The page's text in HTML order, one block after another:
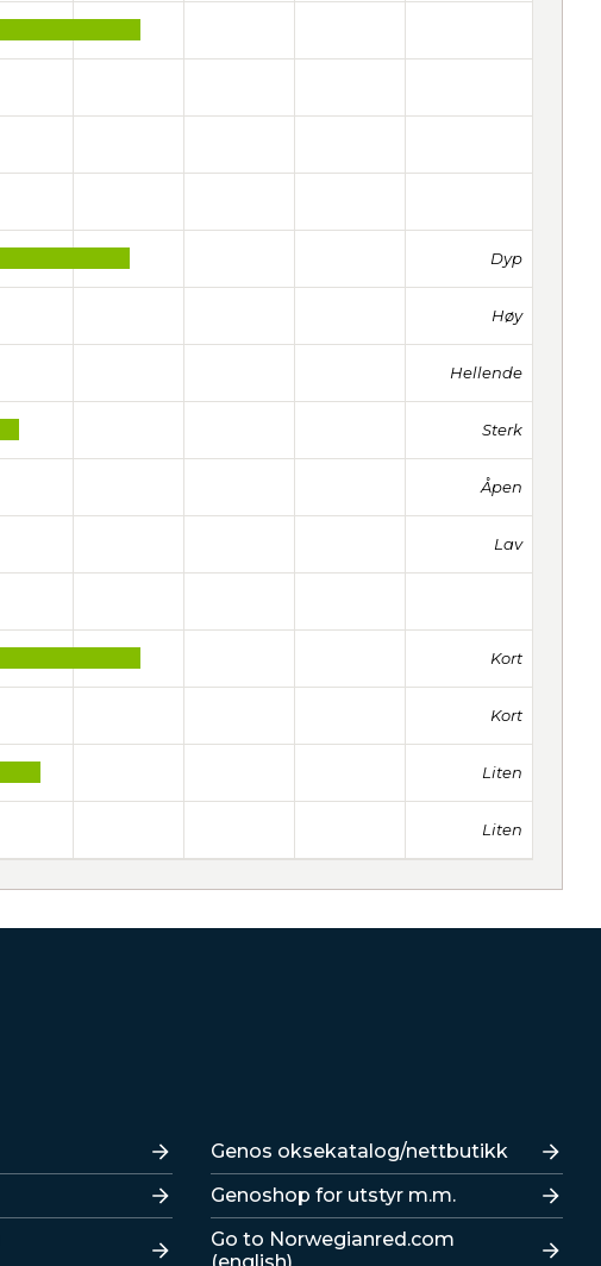
Dyp
Høy
Hellende
Sterk
Åpen
Lav
Kort
Kort
Liten
Liten
Lenker
Genos oksekatalog/nettbutikk
Genoshop for utstyr m.m.
Go to Norwegianred.com
(english)